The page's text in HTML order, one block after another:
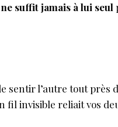
suffit jamais à lui seul
l’autre tout près
fil invisible reliait vos